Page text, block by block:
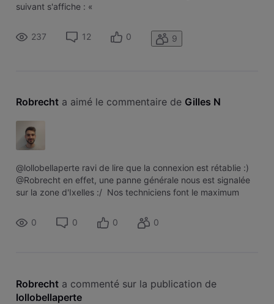
suivant s'affiche : «
237
12 0 9
Robrecht a aimé le commentaire de Gilles N
@lollobellaperte ravi de lire que la connexion est rétablie :)
@Robrecht en effet, une panne générale nous est signalée
sur la zone d'Ixelles :/ Nos techniciens font le maximum
0
0 0 0
Robrecht a commenté sur la publication de
lollobellaperte